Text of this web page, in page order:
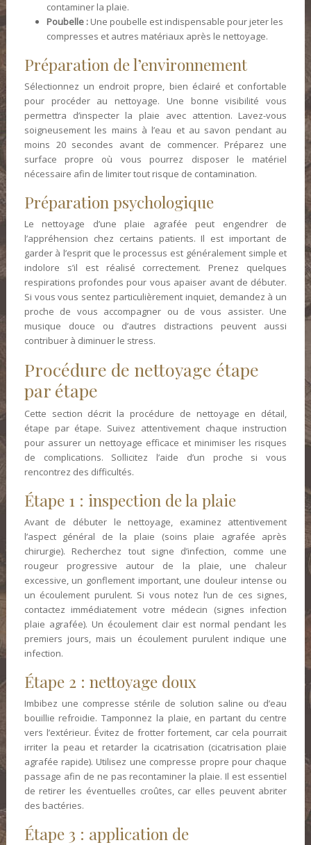
contaminer la plaie.
Poubelle : Une poubelle est indispensable pour jeter les
compresses et autres matériaux après le nettoyage.
Préparation de l’environnement
Sélectionnez un endroit propre, bien éclairé et confortable
pour procéder au nettoyage. Une bonne visibilité vous
permettra d’inspecter la plaie avec attention. Lavez-vous
soigneusement les mains à l’eau et au savon pendant au
moins 20 secondes avant de commencer. Préparez une
surface propre où vous pourrez disposer le matériel
nécessaire afin de limiter tout risque de contamination.
Préparation psychologique
Le nettoyage d’une plaie agrafée peut engendrer de
l’appréhension chez certains patients. Il est important de
garder à l’esprit que le processus est généralement simple et
indolore s’il est réalisé correctement. Prenez quelques
respirations profondes pour vous apaiser avant de débuter.
Si vous vous sentez particulièrement inquiet, demandez à un
proche de vous accompagner ou de vous assister. Une
musique douce ou d’autres distractions peuvent aussi
contribuer à diminuer le stress.
Procédure de nettoyage étape
par étape
Cette section décrit la procédure de nettoyage en détail,
étape par étape. Suivez attentivement chaque instruction
pour assurer un nettoyage efficace et minimiser les risques
de complications. Sollicitez l’aide d’un proche si vous
rencontrez des difficultés.
Étape 1 : inspection de la plaie
Avant de débuter le nettoyage, examinez attentivement
l’aspect général de la plaie (soins plaie agrafée après
chirurgie). Recherchez tout signe d’infection, comme une
rougeur progressive autour de la plaie, une chaleur
excessive, un gonflement important, une douleur intense ou
un écoulement purulent. Si vous notez l’un de ces signes,
contactez immédiatement votre médecin (signes infection
plaie agrafée). Un écoulement clair est normal pendant les
premiers jours, mais un écoulement purulent indique une
infection.
Étape 2 : nettoyage doux
Imbibez une compresse stérile de solution saline ou d’eau
bouillie refroidie. Tamponnez la plaie, en partant du centre
vers l’extérieur. Évitez de frotter fortement, car cela pourrait
irriter la peau et retarder la cicatrisation (cicatrisation plaie
agrafée rapide). Utilisez une compresse propre pour chaque
passage afin de ne pas recontaminer la plaie. Il est essentiel
de retirer les éventuelles croûtes, car elles peuvent abriter
des bactéries.
Étape 3 : application de